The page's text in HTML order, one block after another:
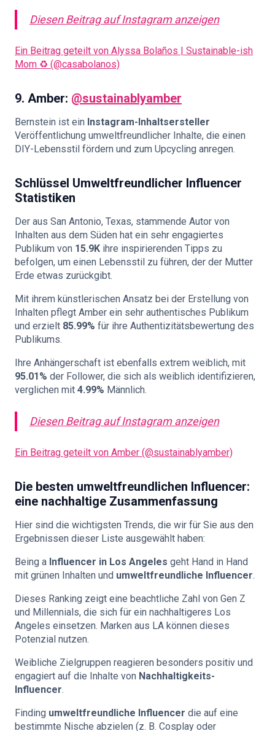
Diesen Beitrag auf Instagram anzeigen
Ein Beitrag geteilt von Alyssa Bolaños | Sustainable-ish
Mom ♻️ (@casabolanos)
9. Amber: @sustainablyamber
Bernstein ist ein Instagram-Inhaltsersteller
Veröffentlichung umweltfreundlicher Inhalte, die einen
DIY-Lebensstil fördern und zum Upcycling anregen.
Schlüssel Umweltfreundlicher Influencer
Statistiken
Der aus San Antonio, Texas, stammende Autor von
Inhalten aus dem Süden hat ein sehr engagiertes
Publikum von 15.9K ihre inspirierenden Tipps zu
befolgen, um einen Lebensstil zu führen, der der Mutter
Erde etwas zurückgibt.
Mit ihrem künstlerischen Ansatz bei der Erstellung von
Inhalten pflegt Amber ein sehr authentisches Publikum
und erzielt 85.99% für ihre Authentizitätsbewertung des
Publikums.
Ihre Anhängerschaft ist ebenfalls extrem weiblich, mit
95.01% der Follower, die sich als weiblich identifizieren,
verglichen mit 4.99% Männlich.
Diesen Beitrag auf Instagram anzeigen
Ein Beitrag geteilt von Amber (@sustainablyamber)
Die besten umweltfreundlichen Influencer:
eine nachhaltige Zusammenfassung
Hier sind die wichtigsten Trends, die wir für Sie aus den
Ergebnissen dieser Liste ausgewählt haben:
Being a Influencer in Los Angeles geht Hand in Hand
mit grünen Inhalten und umweltfreundliche Influencer.
Dieses Ranking zeigt eine beachtliche Zahl von Gen Z
und Millennials, die sich für ein nachhaltigeres Los
Angeles einsetzen. Marken aus LA können dieses
Potenzial nutzen.
Weibliche Zielgruppen reagieren besonders positiv und
engagiert auf die Inhalte von Nachhaltigkeits-
Influencer.
Finding umweltfreundliche Influencer die auf eine
bestimmte Nische abzielen (z. B. Cosplay oder